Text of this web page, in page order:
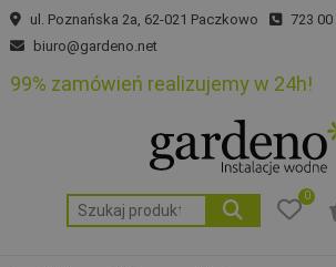
Skip
to
ul. Poznańska 2a, 62-021 Paczkowo
723
biuro@gardeno.net
99% zamówień realizujemy w 24h!
Szukaj:
0